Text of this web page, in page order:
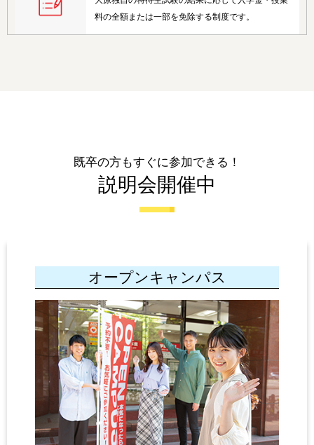
料の全額または一部を免除する制度です。
既卒の方もすぐに参加できる！
説明会開催中
オープンキャンパス